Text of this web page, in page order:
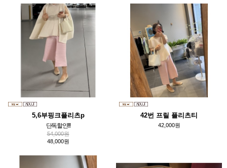
5,6부핑크플리츠p
단독할인!!!
54,000원
48,000원
42번 프릴 플리츠티
42,000원